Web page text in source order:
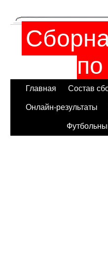
Главная Состав
Онлайн-результаты